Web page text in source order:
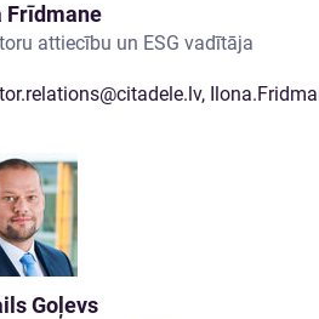
Frīdmane
attiecību un ESG vadītāja
,
Goļevs